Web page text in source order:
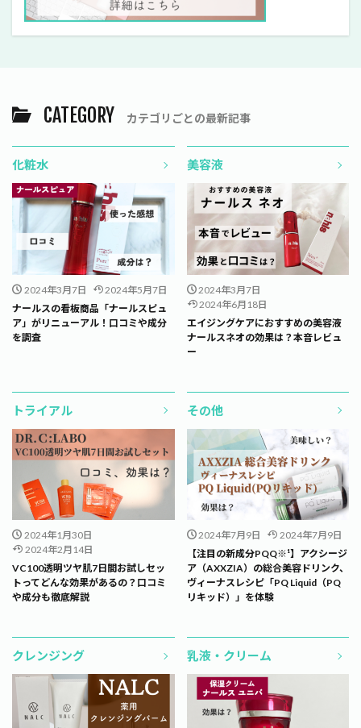
CATEGORY カテゴリごとの最新記事
化粧水
2024年3月7日
2024年5月7日
ナールスの看板商品「ナールスピュ
ア」がリニューアル！口コミや成分
を調査
美容液
2024年3月7日
2024年6月18日
エイジングケアにおすすめの美容液
ナールスネオの効果は？本音レビュ
ー
トライアル
2024年1月30日
2024年2月14日
VC100透明ツヤ肌7日間お試しセッ
トってどんな効果があるの？口コミ
や成分も徹底解説
その他
2024年7月9日
2024年7月9日
【注目の新成分PQQ※¹】アクシージ
ア（AXXZIA）の総合美容ドリンク、
ヴィーナスレシピ「PQ Liquid（PQ
リキッド）」を体験
クレンジング 乳液・クリーム